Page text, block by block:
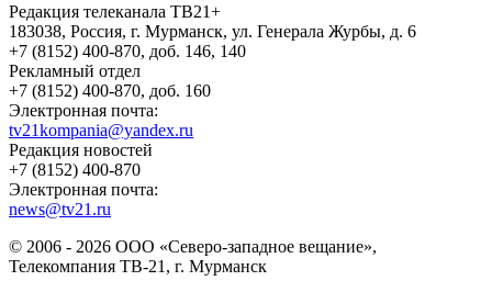
Редакция телеканала ТВ21+
183038, Россия, г. Мурманск, ул. Генерала Журбы, д. 6
+7 (8152) 400-870, доб. 146, 140
Рекламный отдел
+7 (8152) 400-870, доб. 160
Электронная почта:
tv21kompania@yandex.ru
Редакция новостей
+7 (8152) 400-870
Электронная почта:
news@tv21.ru
© 2006 - 2026 ООО «Северо-западное вещание»,
Телекомпания ТВ-21, г. Мурманск